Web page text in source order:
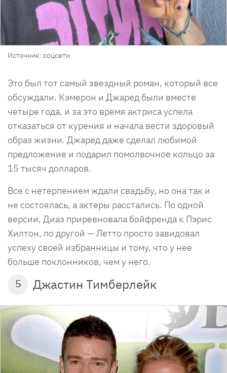
Источник: соцсети
Это был тот самый звездный роман, который все
обсуждали. Кэмерон и Джаред были вместе
четыре года, и за это время актриса успела
отказаться от курения и начала вести здоровый
образ жизни. Джаред даже сделал любимой
предложение и подарил помолвочное кольцо за
15 тысяч долларов.
Все с нетерпением ждали свадьбу, но она так и
не состоялась, а актеры расстались. По одной
версии, Диаз приревновала бойфренда к Пэрис
Хилтон, по другой — Летто просто завидовал
успеху своей избранницы и тому, что у нее
больше поклонников, чем у него.
5 Джастин Тимберлейк